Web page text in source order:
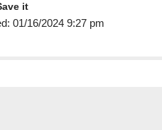
01/16/2024 9:27 pm